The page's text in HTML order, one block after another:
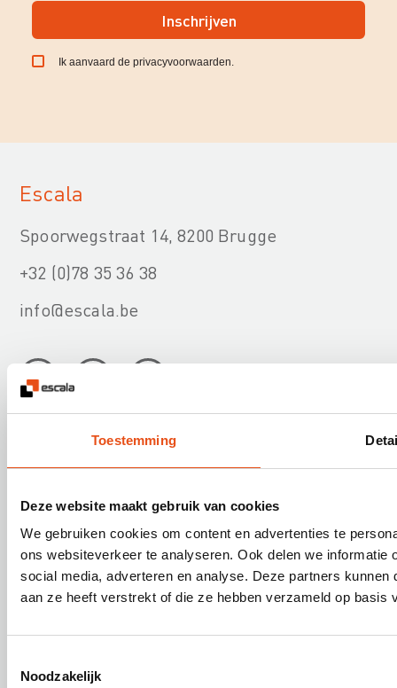
Toestemming
Deze website maakt gebruik van cookies
We gebruiken cookies om content en advertenties te
ons websiteverkeer te analyseren. Ook delen we
social media, adverteren en analyse. Deze partners
aan ze heeft verstrekt of die ze hebben verzameld op basis
Noodzakelijk
Inschrijven
Ik aanvaard de privacyvoorwaarden.
Escala
Spoorwegstraat 14, 8200 Brugge
+32 (0)78 35 36 38
info@escala.be
Nuttige informatie
Over Escala